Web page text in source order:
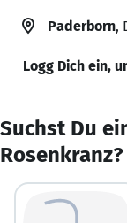
Paderborn,
Logg Dich ein,
Suchst Du
Rosenkranz?